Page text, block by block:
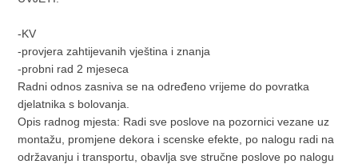
-KV
-provjera zahtijevanih vještina i znanja
-probni rad 2 mjeseca
Radni odnos zasniva se na određeno vrijeme do povratka
djelatnika s bolovanja.
Opis radnog mjesta: Radi sve poslove na pozornici vezane uz
montažu, promjene dekora i scenske efekte, po nalogu radi na
održavanju i transportu, obavlja sve stručne poslove po nalogu